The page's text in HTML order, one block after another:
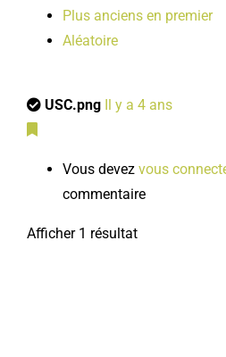
Plus anciens en premier
Aléatoire
USC.png Il y a 4 ans
Vous devez vous
commentaire
Afficher 1 résultat